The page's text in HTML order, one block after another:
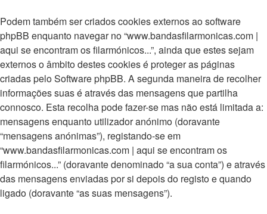
Podem também ser criados cookies externos ao software
phpBB enquanto navegar no “www.bandasfilarmonicas.com |
aqui se encontram os filarmónicos...”, ainda que estes sejam
externos o âmbito destes cookies é proteger as páginas
criadas pelo Software phpBB. A segunda maneira de recolher
informações suas é através das mensagens que partilha
connosco. Esta recolha pode fazer-se mas não está limitada a:
mensagens enquanto utilizador anónimo (doravante
“mensagens anónimas”), registando-se em
“www.bandasfilarmonicas.com | aqui se encontram os
filarmónicos...” (doravante denominado “a sua conta”) e através
das mensagens enviadas por si depois do registo e quando
ligado (doravante “as suas mensagens”).